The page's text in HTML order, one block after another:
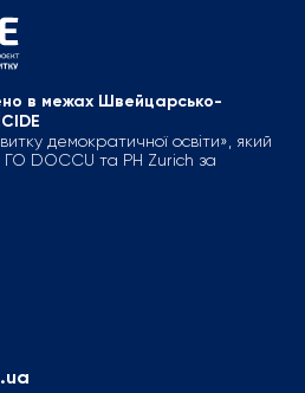
в межах Швейцарсько-
демократичної освіти», який
ГО DOCCU та PH Zurich за